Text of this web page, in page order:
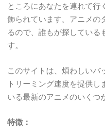
ところにあなたを連れて
飾られています。アニメの
るので、誰もが探している
す。
このサイトは、煩わしいバ
トリーミング速度を提供
いる最新のアニメのいくつ
特徴：